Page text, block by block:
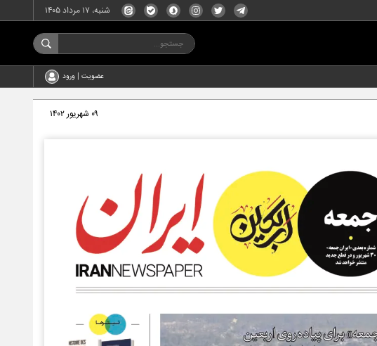
شنبه، ۱۷ مرداد ۱۴۰۵
عضویت | ورود
۰۹ شهریور ۱۴۰۲